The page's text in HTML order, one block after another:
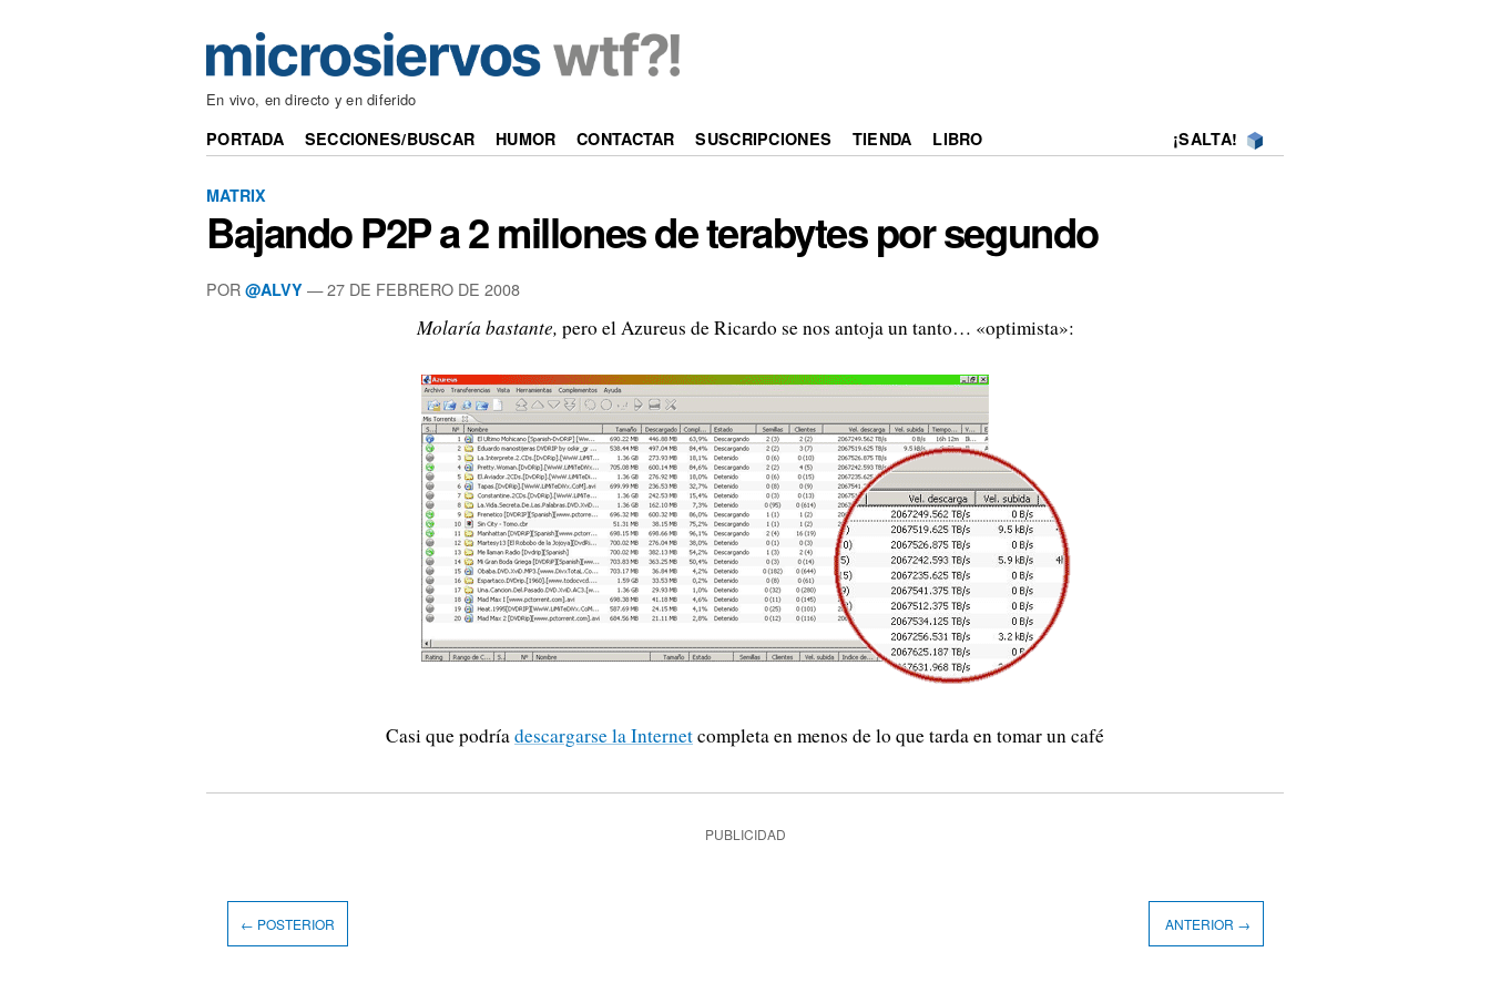
En vivo, en directo y en diferido
PORTADA SECCIONES/BUSCAR HUMOR CONTACTAR SUSCRIPCIONES TIENDA LIBRO ¡SALTA!
MATRIX
Bajando P2P a 2 millones de terabytes por segundo
POR @ALVY —27 DE FEBRERO DE 2008
Molaría bastante, pero el Azureus de Ricardo se nos antoja un tanto… «optimista»:
Casi que podríadescargarse la Internetcompleta en menos de lo que tarda en tomar un café
PUBLICIDAD
← POSTERIOR ANTERIOR →